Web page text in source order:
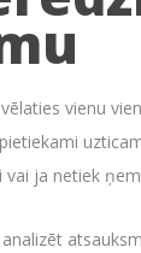
vienu
ja netiek